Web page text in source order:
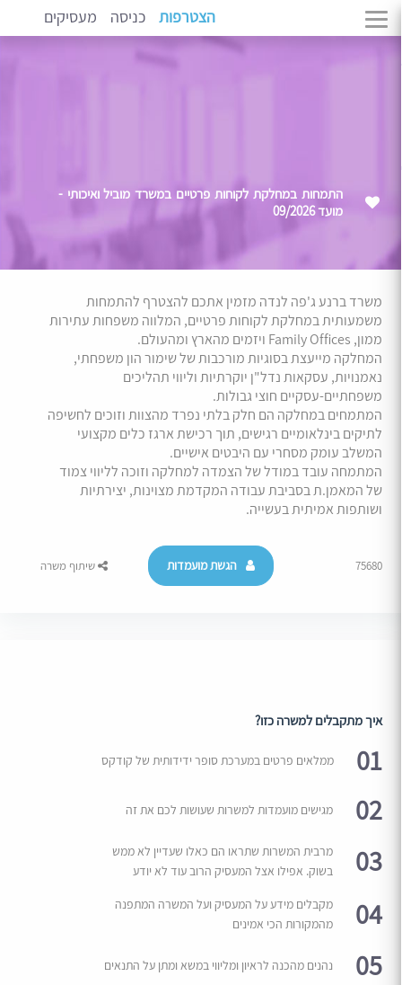
הצטרפות כניסה מעסיקים
התמחות במחלקת לקוחות פרטיים במשרד מוביל ואיכותי -
מועד 09/2026
משרד ברנע ג'פה לנדה מזמין אתכם להצטרף להתמחות
משמעותית במחלקת לקוחות פרטיים, המלווה משפחות עתירות
ממון, Family Offices ויזמים מהארץ ומהעולם.
המחלקה מייעצת בסוגיות מורכבות של שימור הון משפחתי,
נאמנויות, עסקאות נדל"ן יוקרתיות וליווי תהליכים
משפחתיים-עסקיים חוצי גבולות.
המתמחים במחלקה הם חלק בלתי נפרד מהצוות וזוכים לחשיפה
לתיקים בינלאומיים רגישים, תוך רכישת ארגז כלים מקצועי
המשלב עומק מסחרי עם היבטים אישיים.
המתמחה עובד במודל של הצמדה למחלקה וזוכה לליווי צמוד
של המאמן.ת בסביבת עבודה המקדמת מצוינות, יצירתיות
ושותפות אמיתית בעשייה.
75680 הגשת מועמדות שיתוף משרה
איך מתקבלים למשרה כזו?
01 ממלאים פרטים במערכת סופר ידידותית של קודקס
02 מגישים מועמדות למשרות שעושות לכם את זה
03
מרבית המשרות שתראו הם כאלו שעדיין לא ממש
בשוק. אפילו אצל המעסיק הרוב עוד לא יודע
04
מקבלים מידע על המעסיק ועל המשרה המתפנה
מהמקורות הכי אמינים
05 נהנים מהכנה לראיון ומליווי במשא ומתן על התנאים